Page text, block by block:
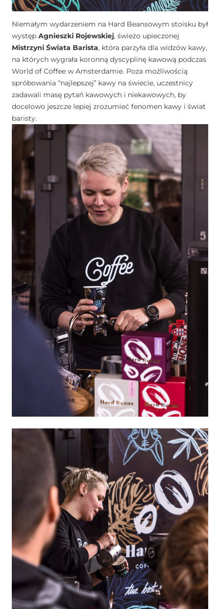
Niemałym wydarzeniem na Hard Beansowym stoisku był
występ Agnieszki Rojewskiej, świeżo upieczonej
Mistrzyni Świata Barista, która parzyła dla widzów kawy,
na których wygrała koronną dyscyplinę kawową podczas
World of Coffee w Amsterdamie. Poza możliwością
spróbowania “najlepszej” kawy na świecie, uczestnicy
zadawali masę pytań kawowych i niekawowych, by
docelowo jeszcze lepiej zrozumieć fenomen kawy i świat
baristy.